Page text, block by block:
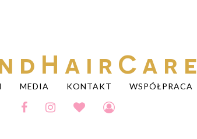
MEDIA KONTAKT WSPÓŁPRACA